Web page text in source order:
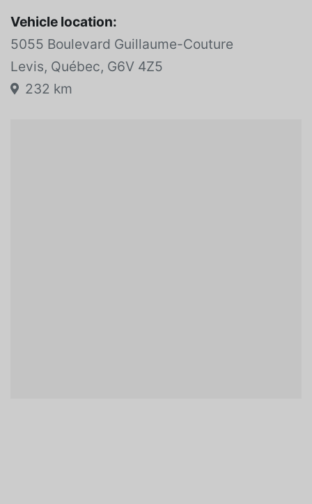
Vehicle location:
5055 Boulevard Guillaume-Couture
Levis, Québec, G6V 4Z5
232 km